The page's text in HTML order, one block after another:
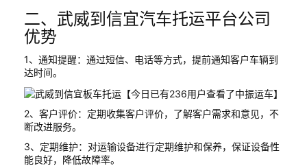
二、武威到信宜汽车托运平台公司
优势
1、通知提醒：通过短信、电话等方式，提前通知客户车辆到
达时间。
2、客户评价：定期收集客户评价，了解客户需求和意见，不
断改进服务。
3、定期维护：对运输设备进行定期维护和保养，保证设备性
能良好，降低故障率。